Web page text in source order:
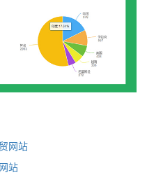
网站
站